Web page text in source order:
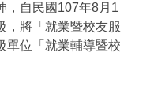
，自民國107年8月1
，將「就業暨校友服
單位「就業輔導暨校